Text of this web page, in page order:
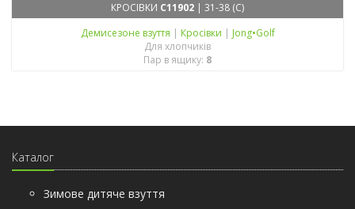
КРОСІВКИ C11902 | 31-38 (C)
Демисезонe взуття | Кросівки | Jong•Golf
Для хлопчиків
Пар в ящику: 8
Каталог
Зимове дитяче взуття